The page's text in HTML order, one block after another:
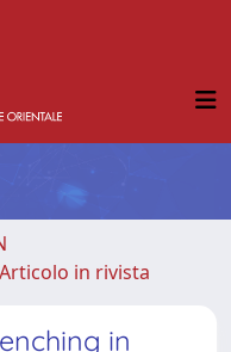
in rivista
in